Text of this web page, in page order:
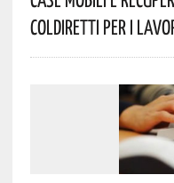
Coldiretti Per I